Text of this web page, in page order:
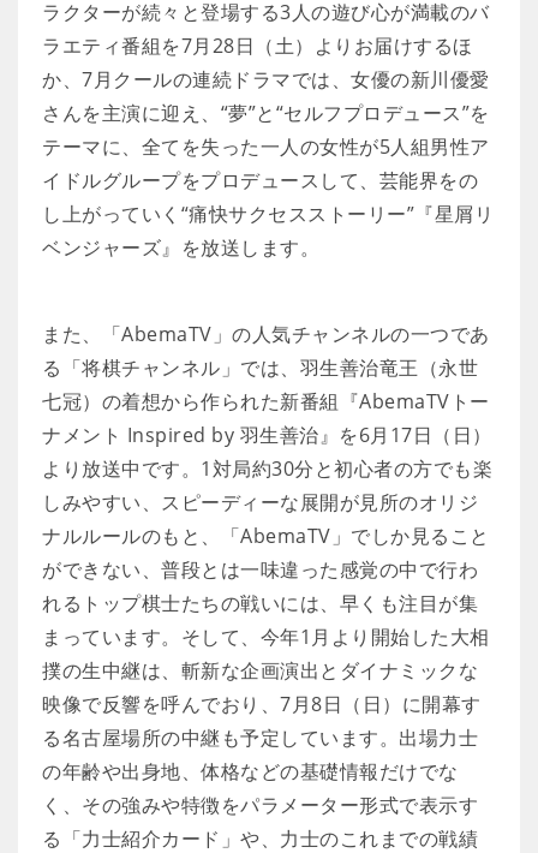
ラクターが続々と登場する3人の遊び心が満載のバ
ラエティ番組を7月28日（土）よりお届けするほ
か、7月クールの連続ドラマでは、女優の新川優愛
さんを主演に迎え、“夢”と“セルフプロデュース”を
テーマに、全てを失った一人の女性が5人組男性ア
イドルグループをプロデュースして、芸能界をの
し上がっていく“痛快サクセスストーリー”『星屑リ
ベンジャーズ』を放送します。
また、「AbemaTV」の人気チャンネルの一つであ
る「将棋チャンネル」では、羽生善治竜王（永世
七冠）の着想から作られた新番組『AbemaTVトー
ナメント Inspired by 羽生善治』を6月17日（日）
より放送中です。1対局約30分と初心者の方でも楽
しみやすい、スピーディーな展開が見所のオリジ
ナルルールのもと、「AbemaTV」でしか見ること
ができない、普段とは一味違った感覚の中で行わ
れるトップ棋士たちの戦いには、早くも注目が集
まっています。そして、今年1月より開始した大相
撲の生中継は、斬新な企画演出とダイナミックな
映像で反響を呼んでおり、7月8日（日）に開幕す
る名古屋場所の中継も予定しています。出場力士
の年齢や出身地、体格などの基礎情報だけでな
く、その強みや特徴をパラメーター形式で表示す
る「力士紹介カード」や、力士のこれまでの戦績